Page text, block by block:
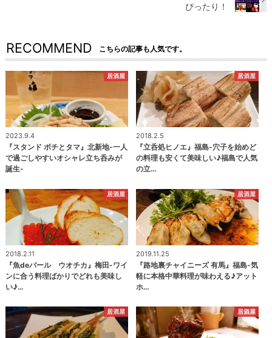
ぴったり！
RECOMMEND こちらの記事も人気です。
居酒屋
2023.9.4
『スタンド ポチとタマ』北新地-一人
で過ごしやすいオシャレ立ち呑みが
誕生-
居酒屋
2018.2.5
『立呑処ヒノエ』福島-穴子を始めど
の料理も安くて美味しい♪福島で人気
の立…
居酒屋
2018.2.11
『魚deバール ウオチカ』梅田-ワイ
ンに合う料理ばかりでどれも美味し
い♪…
居酒屋
2019.11.25
『路地裏チャイニーズ 有馬』福島-気
軽に本格中華料理が味わえる♪アット
ホ…
居酒屋 居酒屋